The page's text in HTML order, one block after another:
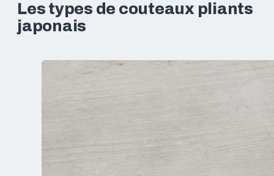
Les types de couteaux pliants
japonais